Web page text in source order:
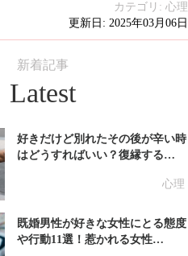
カテゴリ: 心理
更新日: 2025年03月06日
新着記事
Latest
心理
好きだけど別れたその後が辛い時
はどうすればいい？復縁する…
既婚男性が好きな女性にとる態度
や行動11選！惹かれる女性…